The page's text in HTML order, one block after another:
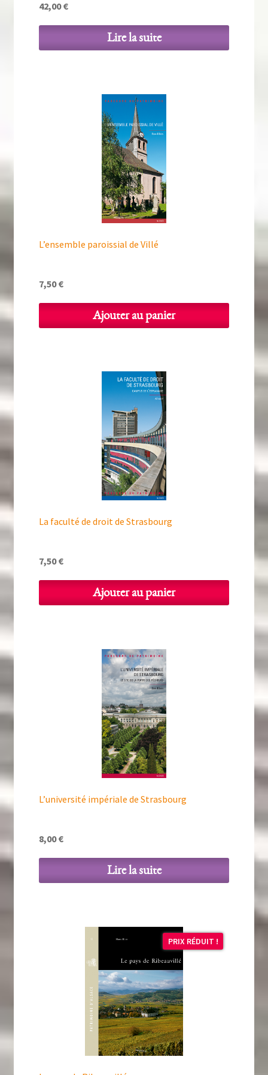
42,00€
Lire la suite
L’ensemble paroissial de Villé
7,50€
Ajouter au panier
La faculté de droit de Strasbourg
7,50€
Ajouter au panier
L’université impériale de Strasbourg
8,00€
Lire la suite
PRIX RÉDUIT !